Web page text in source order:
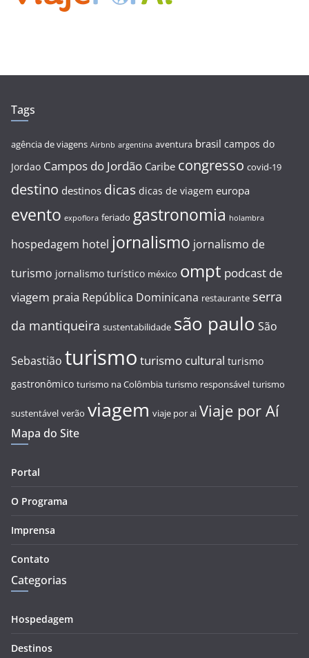
Tags
agência de viagens Airbnb argentina aventura brasil campos do
Jordao Campos do Jordão Caribe congresso covid-19
destino destinos dicas dicas de viagem europa
evento expoflora feriado gastronomia holambra
hospedagem hotel jornalismo jornalismo de
turismo jornalismo turístico méxico ompt podcast de
viagem praia República Dominicana restaurante serra
da mantiqueira sustentabilidade são paulo São
Sebastião turismo turismo cultural turismo
gastronômico turismo na Colômbia turismo responsável turismo
sustentável verão viagem viaje por ai Viaje por Aí
Mapa do Site
Portal
O Programa
Imprensa
Contato
Categorias
Hospedagem
Destinos